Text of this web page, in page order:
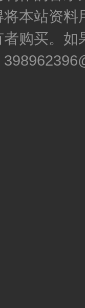
本站资
购买。